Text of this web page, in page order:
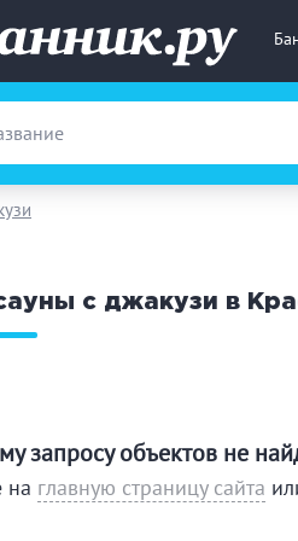
с джакузи в
запросу объектов не
на главную страницу сайта